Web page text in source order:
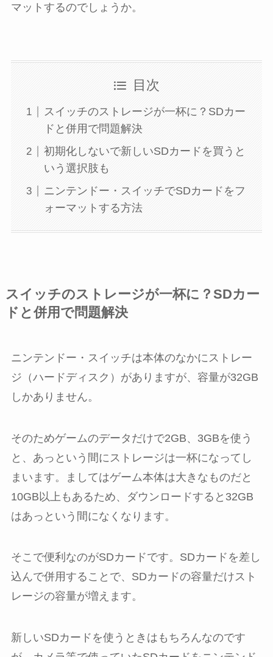
マットするのでしょうか。
目次
スイッチのストレージが一杯に？SDカー
ドと併用で問題解決
初期化しないで新しいSDカードを買うと
いう選択肢も
ニンテンドー・スイッチでSDカードをフ
ォーマットする方法
スイッチのストレージが一杯に？SDカー
ドと併用で問題解決
ニンテンドー・スイッチは本体のなかにストレー
ジ（ハードディスク）がありますが、容量が32GB
しかありません。
そのためゲームのデータだけで2GB、3GBを使う
と、あっという間にストレージは一杯になってし
まいます。ましてはゲーム本体は大きなものだと
10GB以上もあるため、ダウンロードすると32GB
はあっという間になくなります。
そこで便利なのがSDカードです。SDカードを差し
込んで併用することで、SDカードの容量だけスト
レージの容量が増えます。
新しいSDカードを使うときはもちろんなのです